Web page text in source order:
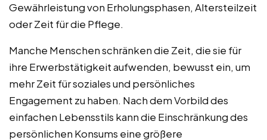
Gewährleistung von Erholungsphasen, Altersteilzeit
oder Zeit für die Pflege.
Manche Menschen schränken die Zeit, die sie für
ihre Erwerbstätigkeit aufwenden, bewusst ein, um
mehr Zeit für soziales und persönliches
Engagement zu haben. Nach dem Vorbild des
einfachen Lebensstils kann die Einschränkung des
persönlichen Konsums eine größere